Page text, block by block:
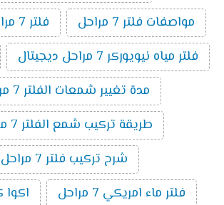
مواصفات فلتر 7 مراحل
فلتر 7 مراحل اكوا جيت
فلتر مياه نيويوركر 7 مراحل ديجيتال
مدة تغيير شمعات الفلتر 7 مراحل
طريقة تركيب شمع الفلتر 7 مراحل
شرح تركيب فلتر 7 مراحل
فلتر ماء امريكي 7 مراحل
اكوا